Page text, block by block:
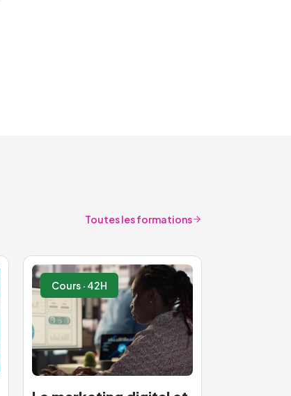
Toutes les formations
Cours · 42H